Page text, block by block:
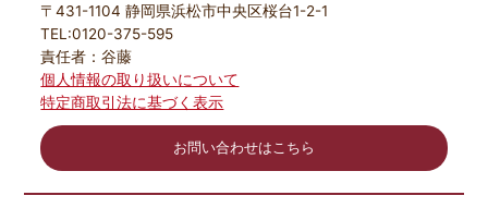
〒431-1104 静岡県浜松市中央区桜台1-2-1
TEL:0120-375-595
責任者：谷藤
個人情報の取り扱いについて
特定商取引法に基づく表示
お問い合わせはこちら